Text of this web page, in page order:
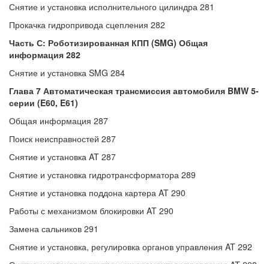
Снятие и установка исполнительного цилиндра 281
Прокачка гидропривода сцепления 282
Часть С: Роботизированная КПП (SMG) Общая
информация 282
Снятие и установка SMG 284
Глава 7 Автоматическая трансмиссия автомобиля BMW 5-
серии (E60, E61)
Общая информация 287
Поиск неисправностей 287
Снятие и установка AT 287
Снятие и установка гидротрансформатора 289
Снятие и установка поддона картера AT 290
Работы с механизмом блокировки AT 290
Замена сальников 291
Снятие и установка, регулировка органов управления AT 292